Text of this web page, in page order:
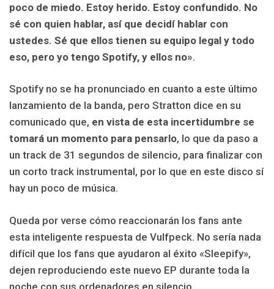
poco de miedo. Estoy herido. Estoy confundido. No
sé con quien hablar, así que decidí hablar con
ustedes. Sé que ellos tienen su equipo legal y todo
eso, pero yo tengo Spotify, y ellos no».
Spotify no se ha pronunciado en cuanto a este último
lanzamiento de la banda, pero Stratton dice en su
comunicado que, en vista de esta incertidumbre se
tomará un momento para pensarlo, lo que da paso a
un track de 31 segundos de silencio, para finalizar con
un corto track instrumental, por lo que en este disco sí
hay un poco de música.
Queda por verse cómo reaccionarán los fans ante
esta inteligente respuesta de Vulfpeck. No sería nada
difícil que los fans que ayudaron al éxito «Sleepify»,
dejen reproduciendo este nuevo EP durante toda la
noche con sus ordenadores en silencio.